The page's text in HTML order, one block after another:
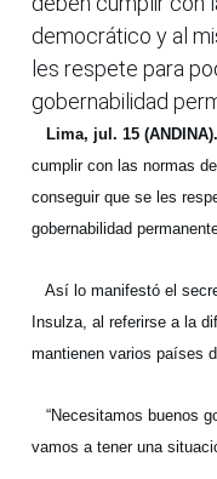
democrático y al
les respete para
gobernabilidad
Lima, jul. 15
cumplir con las normas
conseguir que se les
gobernabilidad
Así lo manifestó el
Insulza, al referirse a la
mantienen varios países
“Necesitamos buenos
vamos a tener una